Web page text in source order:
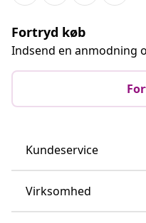
Fortryd køb
Indsend en anmodning
Kundeservice
Virksomhed